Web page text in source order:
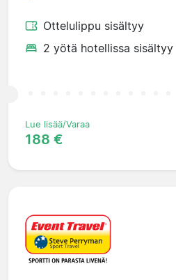
Ottelulippu sisältyy
2 yötä hotellissa sisältyy
Lue lisää/Varaa
188 €